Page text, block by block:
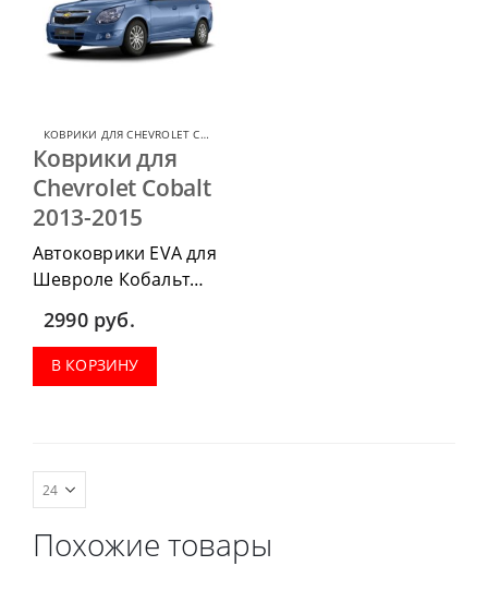
КОВРИКИ ДЛЯ CHEVROLET COBALT
Коврики для
Chevrolet Cobalt
2013-2015
Автоковрики EVA для
Шевроле Кобальт
2013-2015 г.в. можно
приобрести в
комплектации:
водительский коврик,
2990 руб.
В КОРЗИНУ
Похожие товары